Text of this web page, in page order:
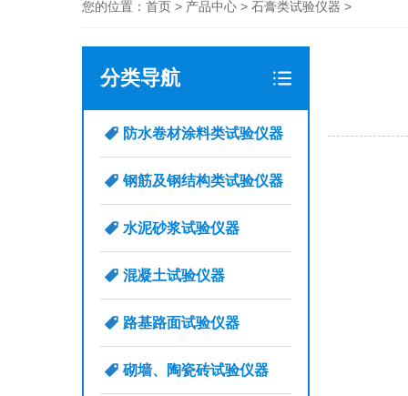
您的位置： 首页 > 产品中心 > 石膏类试验仪器 >
分类导航
防水卷材涂料类试验仪器
钢筋及钢结构类试验仪器
水泥砂浆试验仪器
混凝土试验仪器
路基路面试验仪器
砌墙、陶瓷砖试验仪器